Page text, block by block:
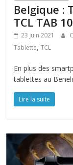
Belgique :
TCL TAB
23 juin 2021
Tablette,TCL
En plus des
tablettes au
Lire la suite